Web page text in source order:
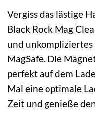
Vergiss das lästige
Black Rock Mag
und unkompliziertes
MagSafe. Die
perfekt auf dem
Mal eine optimale
Zeit und genieße